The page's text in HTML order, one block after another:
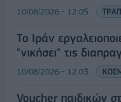
10/08/2026 - 12:05
Το Ιράν
"νικήσει" τις
10/08/2026 - 12:03
Voucher παιδικών